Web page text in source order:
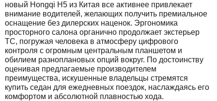
новый Hongqi H5 из Китая все активнее привлекает
внимание водителей, желающих получить премиальное
оснащение без дилерских наценок. Эргономика
просторного салона органично продолжает экстерьер
ТС, погружая человека в атмосферу цифрового
контроля с огромным центральным планшетом и
обилием разноплановых опций вокруг. По достоинству
оценивая предлагаемые производителем
преимущества, искушенные владельцы стремятся
купить седан для ежедневных поездок, наслаждаясь его
комфортом и абсолютной плавностью хода.